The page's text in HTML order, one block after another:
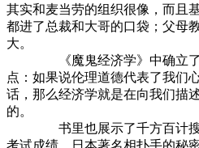
其实和麦当劳的组织很像，而且
都进了总裁和大哥的口袋；父母
大。
《魔鬼经济学》中确立了
点：如果说伦理道德代表了我们
话，那么经济学就是在向我们描
的。
书里也展示了千方百计搜
考试成绩、日本著名相扑手的秘